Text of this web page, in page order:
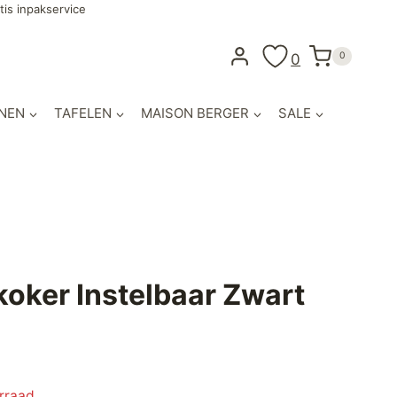
inpakservice
0 0
TAFELEN MAISON BERGER SALE
Instelbaar Zwart